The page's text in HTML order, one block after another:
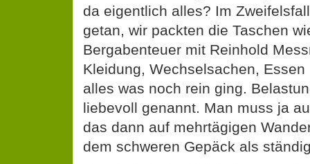
da eigentlich alles? Im
getan, wir packten die Taschen
Bergabenteuer mit Reinhold
Kleidung, Wechselsachen,
alles was noch rein ging.
liebevoll genannt. Man muss ja
das dann auf mehrtägigen
dem schweren Gepäck als